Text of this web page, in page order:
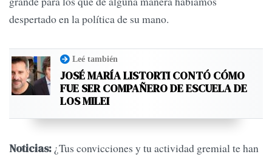
despertado en la política de su mano.
Leé también
JOSÉ MARÍA LISTORTI CONTÓ CÓMO
FUE SER COMPAÑERO DE ESCUELA DE
LOS MILEI
Noticias: ¿Tus convicciones y tu actividad gremial te han